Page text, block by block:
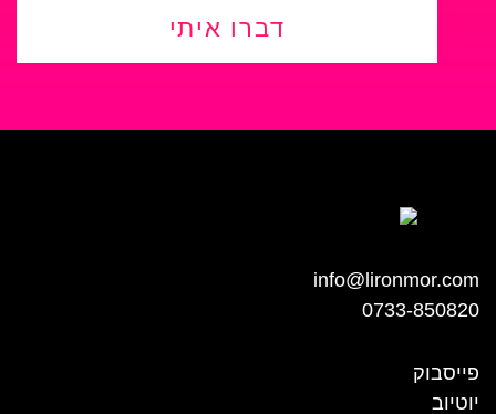
דברו איתי
info@lironmor.com
0733-850820
פייסבוק
יוטיוב